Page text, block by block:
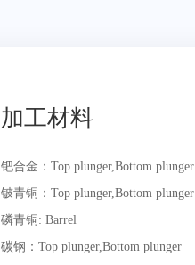
加工材料
钯合金：Top plunger,Bottom plunger
铍青铜：Top plunger,Bottom plunger
磷青铜: Barrel
碳钢：Top plunger,Bottom plunger